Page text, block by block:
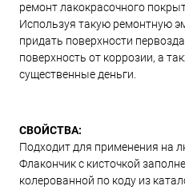
ремонт лакокрасочного
Используя такую ремонтную
придать поверхности
поверхность от коррозии, а
существенные деньги.
СВОЙСТВА:
Подходит для применения на
Флакончик с кисточкой
колерованной по коду из